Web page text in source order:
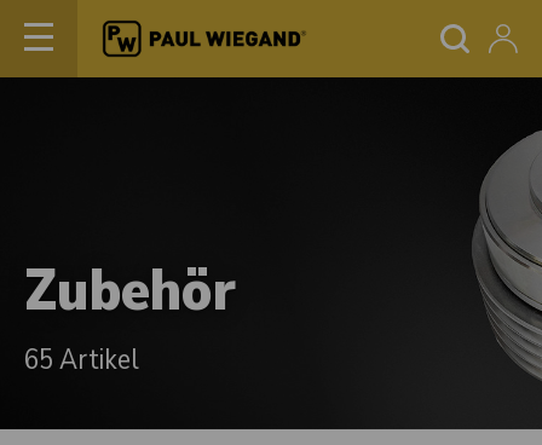
Zubehör
65 Artikel